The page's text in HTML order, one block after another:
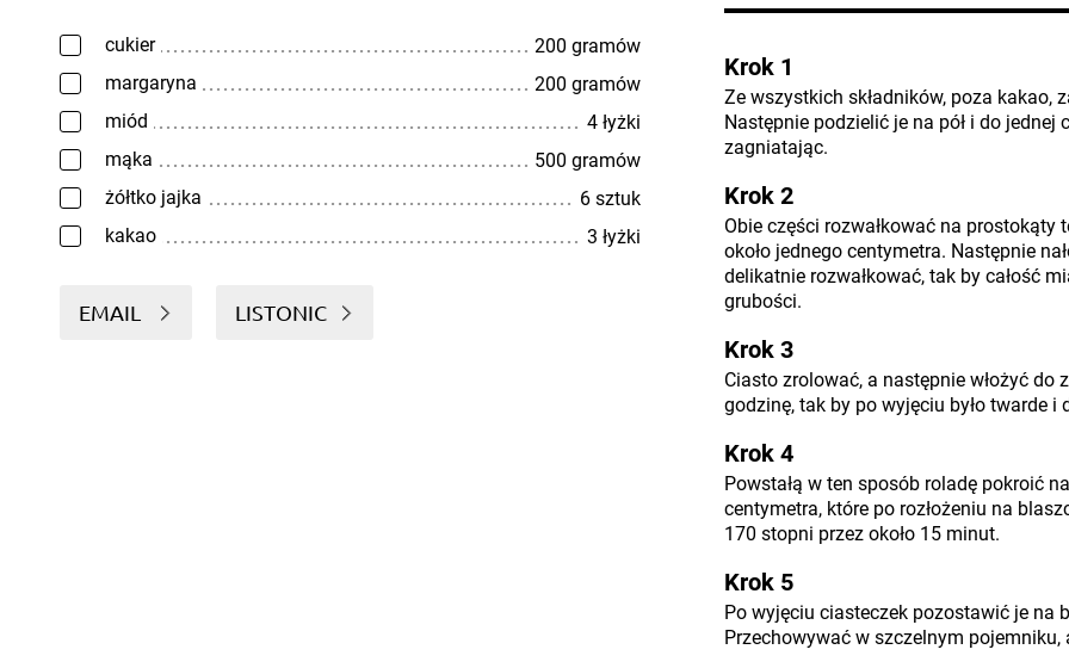
cukier
200 gramów
margaryna
200 gramów
miód
4 łyżki
mąka
500 gramów
żółtko jajka
6 sztuk
kakao
3 łyżki
EMAIL LISTONIC
Krok 1
Ze wszystkich składników, poza kakao,
Następnie podzielić je na pół i do
zagniatając.
Krok 2
Obie części rozwałkować na prostokąty
około jednego centymetra. Następnie
delikatnie rozwałkować, tak by całość
grubości.
Krok 3
Ciasto zrolować, a następnie włożyć do
godzinę, tak by po wyjęciu było twarde i
Krok 4
Powstałą w ten sposób roladę pokroić
centymetra, które po rozłożeniu na
170 stopni przez około 15 minut.
Krok 5
Po wyjęciu ciasteczek pozostawić je na
Przechowywać w szczelnym pojemniku,